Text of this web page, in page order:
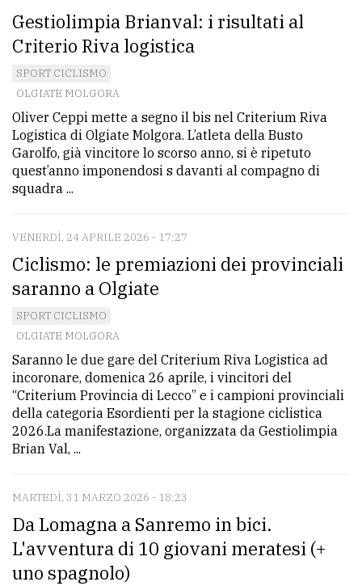
Gestiolimpia Brianval: i risultati al
Criterio Riva logistica
SPORT CICLISMO
OLGIATE MOLGORA
Oliver Ceppi mette a segno il bis nel Criterium Riva
Logistica di Olgiate Molgora. L’atleta della Busto
Garolfo, già vincitore lo scorso anno, si è ripetuto
quest’anno imponendosi s davanti al compagno di
squadra ...
VENERDÌ, 24 APRILE 2026 - 17:27
Ciclismo: le premiazioni dei provinciali
saranno a Olgiate
SPORT CICLISMO
OLGIATE MOLGORA
Saranno le due gare del Criterium Riva Logistica ad
incoronare, domenica 26 aprile, i vincitori del
“Criterium Provincia di Lecco” e i campioni provinciali
della categoria Esordienti per la stagione ciclistica
2026.La manifestazione, organizzata da Gestiolimpia
Brian Val, ...
MARTEDÌ, 31 MARZO 2026 - 18:23
Da Lomagna a Sanremo in bici.
L'avventura di 10 giovani meratesi (+
uno spagnolo)